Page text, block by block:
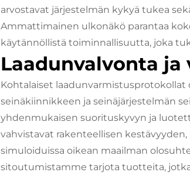
arvostavat järjestelmän kykyä tukea
Ammattimainen ulkonäkö parantaa
käytännöllistä toiminnallisuutta, joka
Laadunvalvonta
Kohtalaiset laadunvarmistusprotokollat
seinäkiinnikkeen ja seinäjärjestelmän
yhdenmukaisen suorituskyvyn ja
vahvistavat rakenteellisen
simuloiduissa oikean maailman
sitoutumistamme tarjota tuotteita,